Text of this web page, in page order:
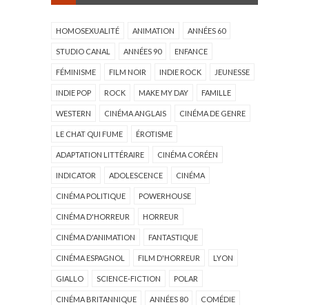
HOMOSEXUALITÉ ANIMATION ANNÉES 60
STUDIO CANAL ANNÉES 90 ENFANCE
FÉMINISME FILM NOIR INDIE ROCK JEUNESSE
INDIE POP ROCK MAKE MY DAY FAMILLE
WESTERN CINÉMA ANGLAIS CINÉMA DE GENRE
LE CHAT QUI FUME ÉROTISME
ADAPTATION LITTÉRAIRE CINÉMA CORÉEN
INDICATOR ADOLESCENCE CINÉMA
CINÉMA POLITIQUE POWERHOUSE
CINÉMA D'HORREUR HORREUR
CINÉMA D'ANIMATION FANTASTIQUE
CINÉMA ESPAGNOL FILM D'HORREUR LYON
GIALLO SCIENCE-FICTION POLAR
CINÉMA BRITANNIQUE ANNÉES 80 COMÉDIE